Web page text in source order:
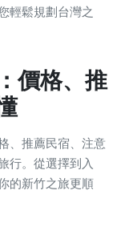
輕鬆規劃台灣之
價格、推
、推薦民宿、注意
行。從選擇到入
的新竹之旅更順